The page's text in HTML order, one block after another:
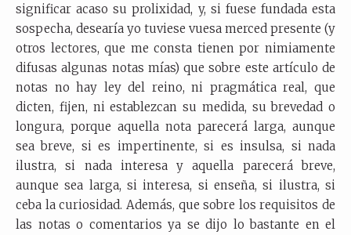
significar acaso su prolixidad, y, si fuese fundada esta
sospecha, desearía yo tuviese vuesa merced presente (y
otros lectores, que me consta tienen por nimiamente
difusas algunas notas mías) que sobre este artículo de
notas no hay ley del reino, ni pragmática real, que
dicten, fijen, ni establezcan su medida, su brevedad o
longura, porque aquella nota parecerá larga, aunque
sea breve, si es impertinente, si es insulsa, si nada
ilustra, si nada interesa y aquella parecerá breve,
aunque sea larga, si interesa, si enseña, si ilustra, si
ceba la curiosidad. Además, que sobre los requisitos de
las notas o comentarios ya se dijo lo bastante en el